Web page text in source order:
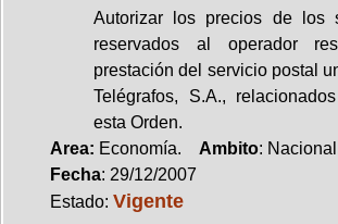
Autorizar los precios de los
reservados al operador
prestación del servicio postal
Telégrafos, S.A.,
esta Orden.
Area: Economía. Ambito:
Fecha: 29/12/2007
Estado: Vigente